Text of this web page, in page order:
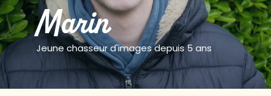
Marin
Jeune chasseur d'images depuis 5 ans